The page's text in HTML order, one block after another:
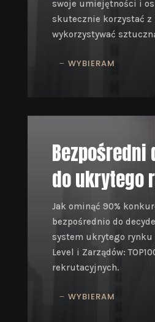
swoje umiejętności i
skutecznie korzystać z
wykorzystywać
WYBIERAM
Bezpośredni
do ukrytego
Jak ominąć 90%
bezpośrednio do
system ukrytego rynku
Level i Zarządów:
rekrutacyjnych.
WYBIERAM